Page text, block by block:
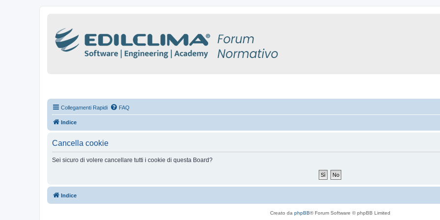
Collegamenti Rapidi FAQ
Indice
Cancella cookie
Sei sicuro di volere cancellare tutti i cookie di questa Board?
Indice
Creato da phpBB® Forum Software © phpBB Limited